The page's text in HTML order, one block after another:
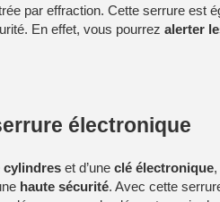
par effraction. Cette serrure est
En effet, vous pourrez alerter
électronique
cylindres et d’une clé électronique
haute sécurité. Avec cette